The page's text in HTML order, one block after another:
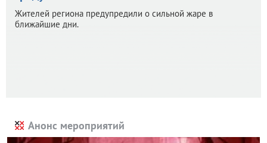
Жителей региона предупредили о сильной жаре в
ближайшие дни.
Анонс мероприятий